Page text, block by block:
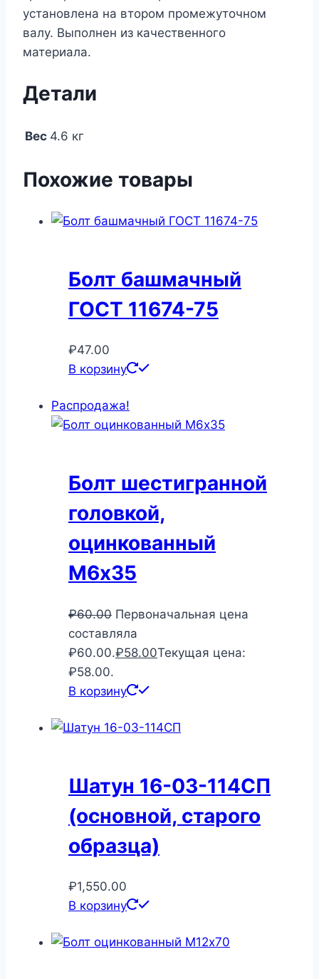
установлена на втором промежуточном
валу. Выполнен из качественного
материала.
Детали
Вес 4.6 кг
Похожие товары
Болт башмачный
ГОСТ 11674-75
₽47.00
В корзину
Распродажа!
Болт шестигранной
головкой,
оцинкованный
М6х35
₽60.00 Первоначальная цена
составляла
₽60.00.₽58.00Текущая цена:
₽58.00.
В корзину
Шатун 16-03-114СП
(основной, старого
образца)
₽1,550.00
В корзину